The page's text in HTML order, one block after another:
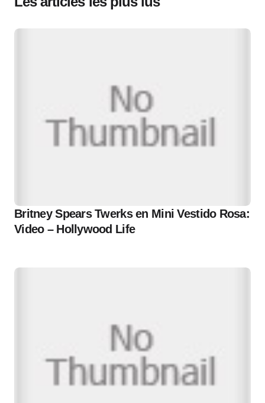
Britney Spears Twerks en Mini Vestido Rosa:
Video – Hollywood Life